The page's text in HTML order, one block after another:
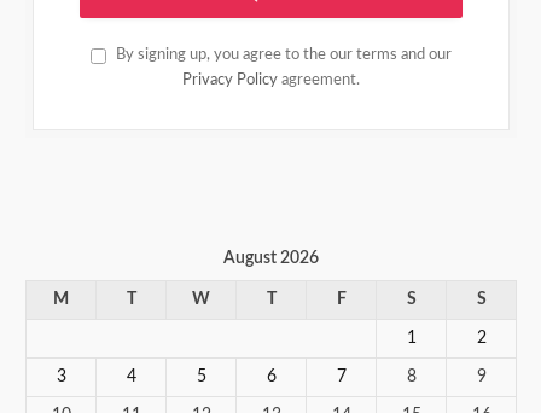
By signing up, you agree to the our terms and our
Privacy Policy agreement.
August 2026
M T W T F S S
1 2
3 4 5 6 7 8 9